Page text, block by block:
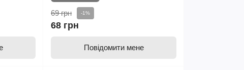
69 грн -1%
68 грн
Повідомити мене